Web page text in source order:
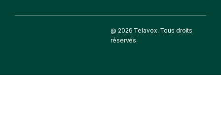
@ 2026 Telavox. Tous droits
réservés.